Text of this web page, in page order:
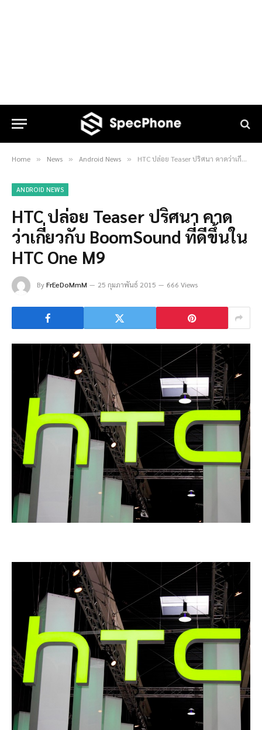
Home » News » Android News » HTC ปล่อย Teaser ปริศนา คาดว่าเกี่ยวกับ BoomSound ที่ดีขึ้นใน HTC One M9
ANDROID NEWS
HTC ปล่อย Teaser ปริศนา คาด
ว่าเกี่ยวกับ BoomSound ที่ดีขึ้นใน
HTC One M9
ByFrEeDoMmM 25 กุมภาพันธ์ 2015 666 Views